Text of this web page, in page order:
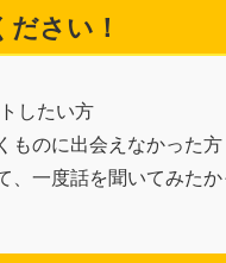
さい！
したい方
ものに出会えなかった方
、一度話を聞いてみた